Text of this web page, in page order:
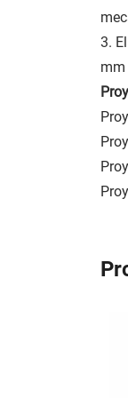
3.
mm